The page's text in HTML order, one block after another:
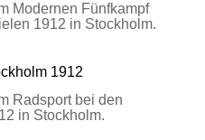
Modernen Fünfkampf
1912 in Stockholm.
1912
Radsport bei den
in Stockholm.